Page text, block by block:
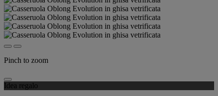
Pinch to zoom
Idea regalo